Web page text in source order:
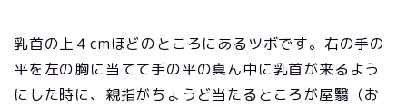
乳首の上４cmほどのところにあるツボです。右の手の
平を左の胸に当てて手の平の真ん中に乳首が来るよう
にした時に、親指がちょうど当たるところが屋翳（お